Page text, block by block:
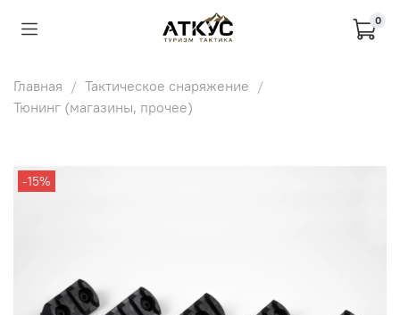
0
Главная
Тактическое снаряжение
Тюнинг (магазины, прочее)
-15%